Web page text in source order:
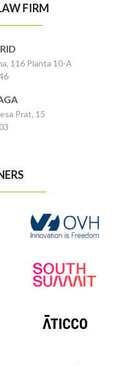
FIRM
116 Planta 10-A
Prat, 15